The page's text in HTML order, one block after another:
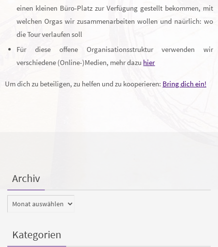
einen kleinen Büro-Platz zur Verfügung gestellt bekommen, mit
welchen Orgas wir zusammenarbeiten wollen und naürlich: wo
die Tour verlaufen soll
Für diese offene Organisationsstruktur verwenden wir
verschiedene (Online-)Medien, mehr dazu hier
Um dich zu beteiligen, zu helfen und zu kooperieren: Bring dich ein!
Archiv
Archiv
Kategorien